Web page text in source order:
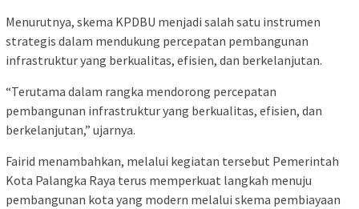
Menurutnya, skema KPDBU menjadi salah satu instrumen
strategis dalam mendukung percepatan pembangunan
infrastruktur yang berkualitas, efisien, dan berkelanjutan.
“Terutama dalam rangka mendorong percepatan
pembangunan infrastruktur yang berkualitas, efisien, dan
berkelanjutan,” ujarnya.
Fairid menambahkan, melalui kegiatan tersebut Pemerintah
Kota Palangka Raya terus memperkuat langkah menuju
pembangunan kota yang modern melalui skema pembiayaan